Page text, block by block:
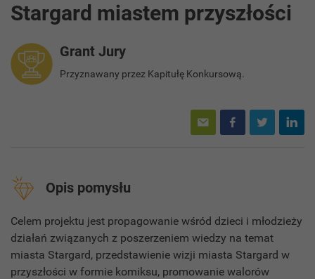
Stargard miastem przyszłości
Grant Jury
Przyznawany przez Kapitułę Konkursową.
Opis pomysłu
Celem projektu jest propagowanie wśród dzieci i młodzieży
działań związanych z poszerzeniem wiedzy na temat
miasta Stargard, przedstawienie wizji miasta Stargard w
przyszłości w formie komiksu, promowanie walorów